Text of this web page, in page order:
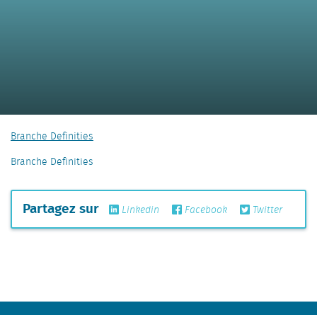
Branche Definities
Branche Definities
Partagez sur Linkedin Facebook Twitter